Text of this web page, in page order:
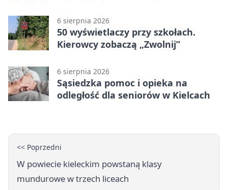
6 sierpnia 2026
50 wyświetlaczy przy szkołach.
Kierowcy zobaczą „Zwolnij”
6 sierpnia 2026
Sąsiedzka pomoc i opieka na
odległość dla seniorów w Kielcach
<< Poprzedni
W powiecie kieleckim powstaną klasy
mundurowe w trzech liceach